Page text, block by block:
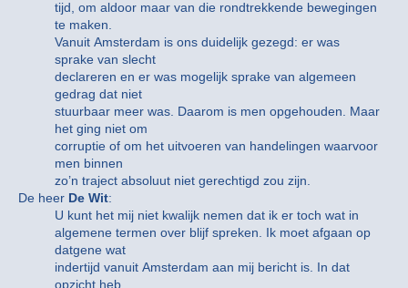
tijd, om aldoor maar van die rondtrekkende bewegingen
te maken.
Vanuit Amsterdam is ons duidelijk gezegd: er was
sprake van slecht
declareren en er was mogelijk sprake van algemeen
gedrag dat niet
stuurbaar meer was. Daarom is men opgehouden. Maar
het ging niet om
corruptie of om het uitvoeren van handelingen waarvoor
men binnen
zo’n traject absoluut niet gerechtigd zou zijn.
De heer De Wit:
U kunt het mij niet kwalijk nemen dat ik er toch wat in
algemene termen over blijf spreken. Ik moet afgaan op
datgene wat
indertijd vanuit Amsterdam aan mij bericht is. In dat
opzicht heb